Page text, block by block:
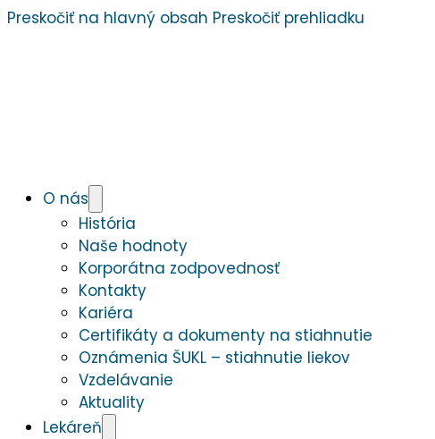
Preskočiť na hlavný obsah Preskočiť prehliadku
O nás
História
Naše hodnoty
Korporátna zodpovednosť
Kontakty
Kariéra
Certifikáty a dokumenty na stiahnutie
Oznámenia ŠUKL – stiahnutie liekov
Vzdelávanie
Aktuality
Lekáreň